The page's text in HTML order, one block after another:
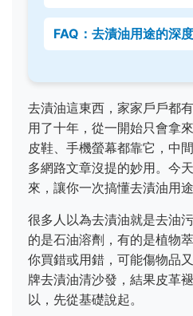
FAQ：去漬油用途的深
去漬油這東西，家家戶戶都
用了十年，從一開始只會拿
皮鞋、手機螢幕都靠它，中
多網路文章沒提的妙用。今
來，讓你一次搞懂去漬油用途
很多人以為去漬油就是去油
的是石油溶劑，有的是植物
你買錯或用錯，可能傷物品
牌去漬油清沙發，結果皮革
以，先從基礎說起。